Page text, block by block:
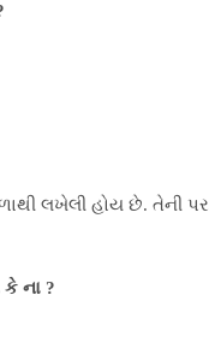
લખેલી હોય છે. તેની પર
ના ?